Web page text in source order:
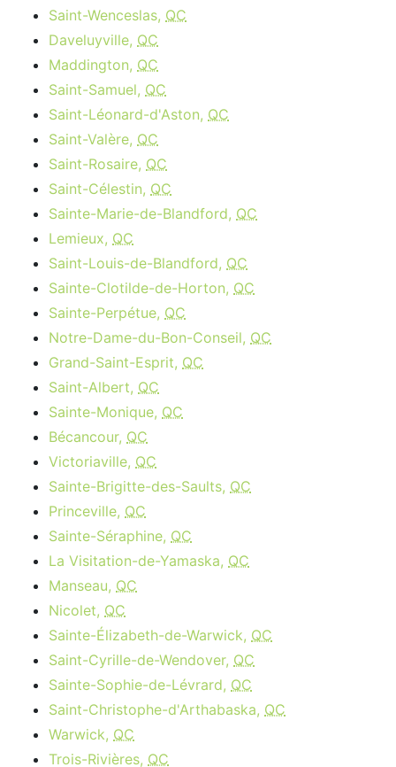
Saint-Wenceslas, QC
Daveluyville, QC
Maddington, QC
Saint-Samuel, QC
Saint-Léonard-d'Aston, QC
Saint-Valère, QC
Saint-Rosaire, QC
Saint-Célestin, QC
Sainte-Marie-de-Blandford, QC
Lemieux, QC
Saint-Louis-de-Blandford, QC
Sainte-Clotilde-de-Horton, QC
Sainte-Perpétue, QC
Notre-Dame-du-Bon-Conseil, QC
Grand-Saint-Esprit, QC
Saint-Albert, QC
Sainte-Monique, QC
Bécancour, QC
Victoriaville, QC
Sainte-Brigitte-des-Saults, QC
Princeville, QC
Sainte-Séraphine, QC
La Visitation-de-Yamaska, QC
Manseau, QC
Nicolet, QC
Sainte-Élizabeth-de-Warwick, QC
Saint-Cyrille-de-Wendover, QC
Sainte-Sophie-de-Lévrard, QC
Saint-Christophe-d'Arthabaska, QC
Warwick, QC
Trois-Rivières, QC